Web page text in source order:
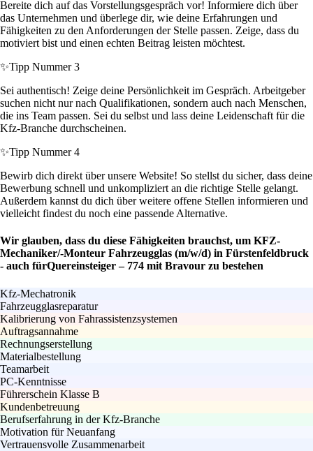
Bereite dich auf das Vorstellungsgespräch vor! Informiere dich über
das Unternehmen und überlege dir, wie deine Erfahrungen und
Fähigkeiten zu den Anforderungen der Stelle passen. Zeige, dass du
motiviert bist und einen echten Beitrag leisten möchtest.
✨Tipp Nummer 3
Sei authentisch! Zeige deine Persönlichkeit im Gespräch. Arbeitgeber
suchen nicht nur nach Qualifikationen, sondern auch nach Menschen,
die ins Team passen. Sei du selbst und lass deine Leidenschaft für die
Kfz-Branche durchscheinen.
✨Tipp Nummer 4
Bewirb dich direkt über unsere Website! So stellst du sicher, dass deine
Bewerbung schnell und unkompliziert an die richtige Stelle gelangt.
Außerdem kannst du dich über weitere offene Stellen informieren und
vielleicht findest du noch eine passende Alternative.
Wir glauben, dass du diese Fähigkeiten brauchst, um KFZ-
Mechaniker/-Monteur Fahrzeugglas (m/w/d) in Fürstenfeldbruck
- auch fürQuereinsteiger – 774 mit Bravour zu bestehen
Kfz-Mechatronik
Fahrzeugglasreparatur
Kalibrierung von Fahrassistenzsystemen
Auftragsannahme
Rechnungserstellung
Materialbestellung
Teamarbeit
PC-Kenntnisse
Führerschein Klasse B
Kundenbetreuung
Berufserfahrung in der Kfz-Branche
Motivation für Neuanfang
Vertrauensvolle Zusammenarbeit